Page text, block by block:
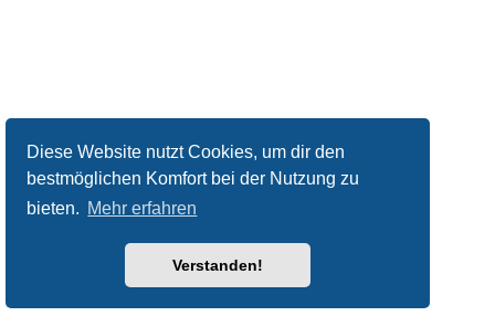
Diese Website nutzt Cookies, um dir den
bestmöglichen Komfort bei der Nutzung zu
bieten. Mehr erfahren
Verstanden!